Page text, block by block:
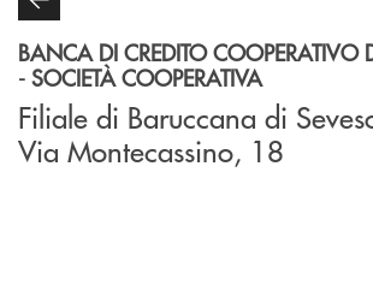
BANCA DI CREDITO COOPERATIVO
- SOCIETÀ COOPERATIVA
Filiale di Baruccana di
Via Montecassino, 18